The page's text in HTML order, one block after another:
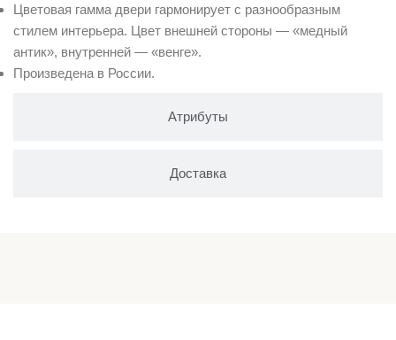
Атрибуты
Доставка
Цветовая гамма двери гармонирует с разнообразным
стилем интерьера. Цвет внешней стороны — «медный
антик», внутренней — «венге».
Произведена в России.